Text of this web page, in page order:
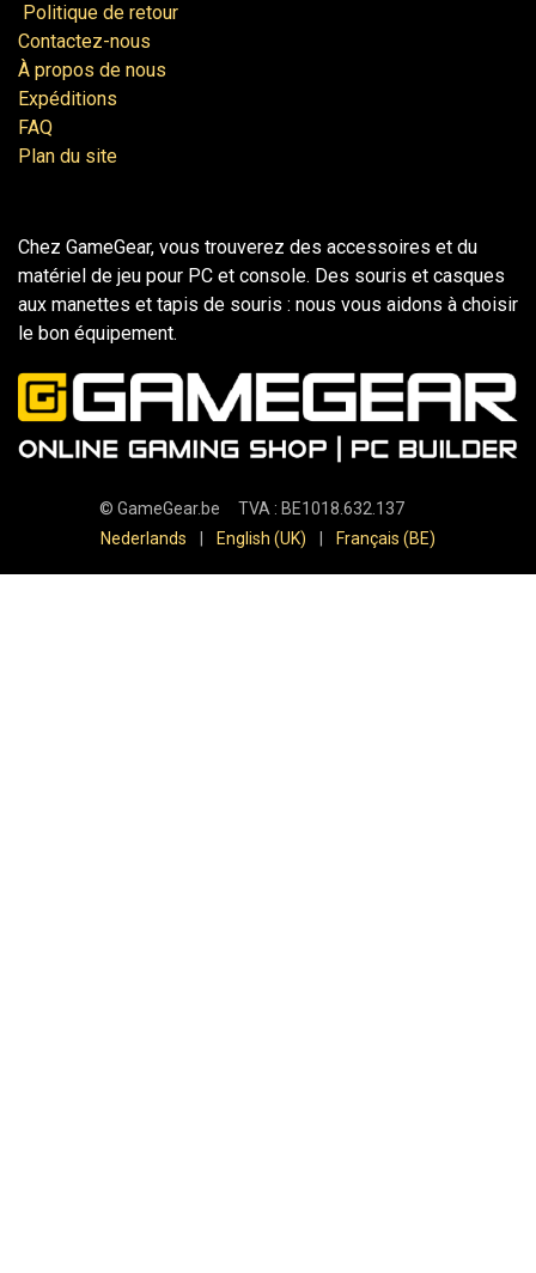
Politique de retour
Contactez-nous
À propos de nous
Expéditions
FAQ
Plan du site
Chez GameGear, vous trouverez des accessoires et du
matériel de jeu pour PC et console. Des souris et casques
aux manettes et tapis de souris : nous vous aidons à choisir
le bon équipement.
© GameGear.be TVA : BE1018.632.137
Nederlands
English (UK) Français (BE)